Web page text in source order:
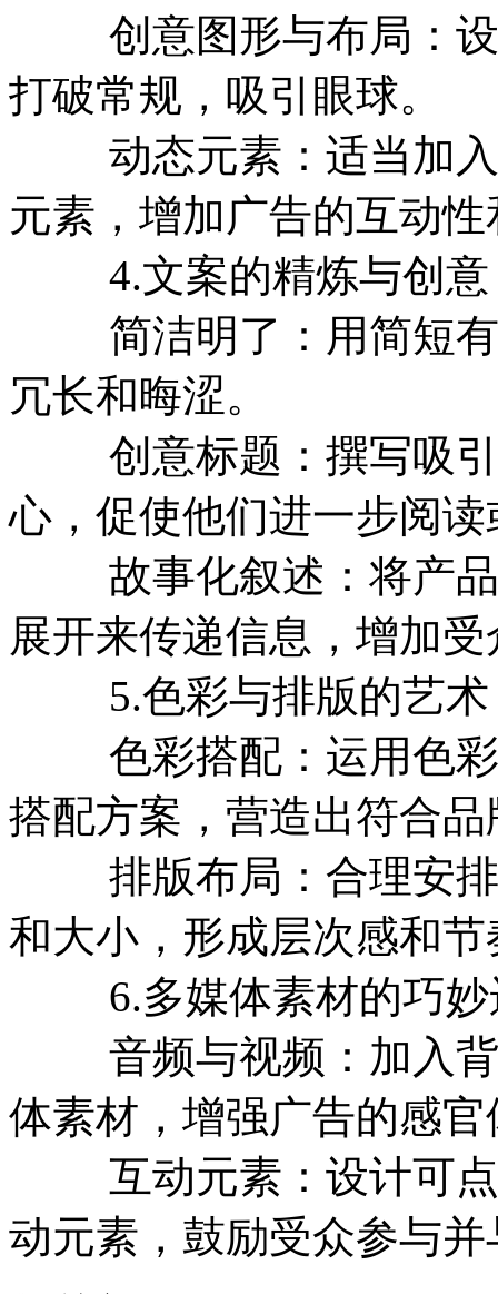
创意图形与布局：设
打破常规，吸引眼球。
动态元素：适当加入
元素，增加广告的互动
4.文案的精炼与创意
简洁明了：用简短有
冗长和晦涩。
创意标题：撰写吸引
心，促使他们进一步阅
故事化叙述：将产品
展开来传递信息，增加
5.色彩与排版的艺术
色彩搭配：运用色彩
搭配方案，营造出符合
排版布局：合理安排
和大小，形成层次感和
6.多媒体素材的巧妙
音频与视频：加入背
体素材，增强广告的感
互动元素：设计可点
动元素，鼓励受众参与